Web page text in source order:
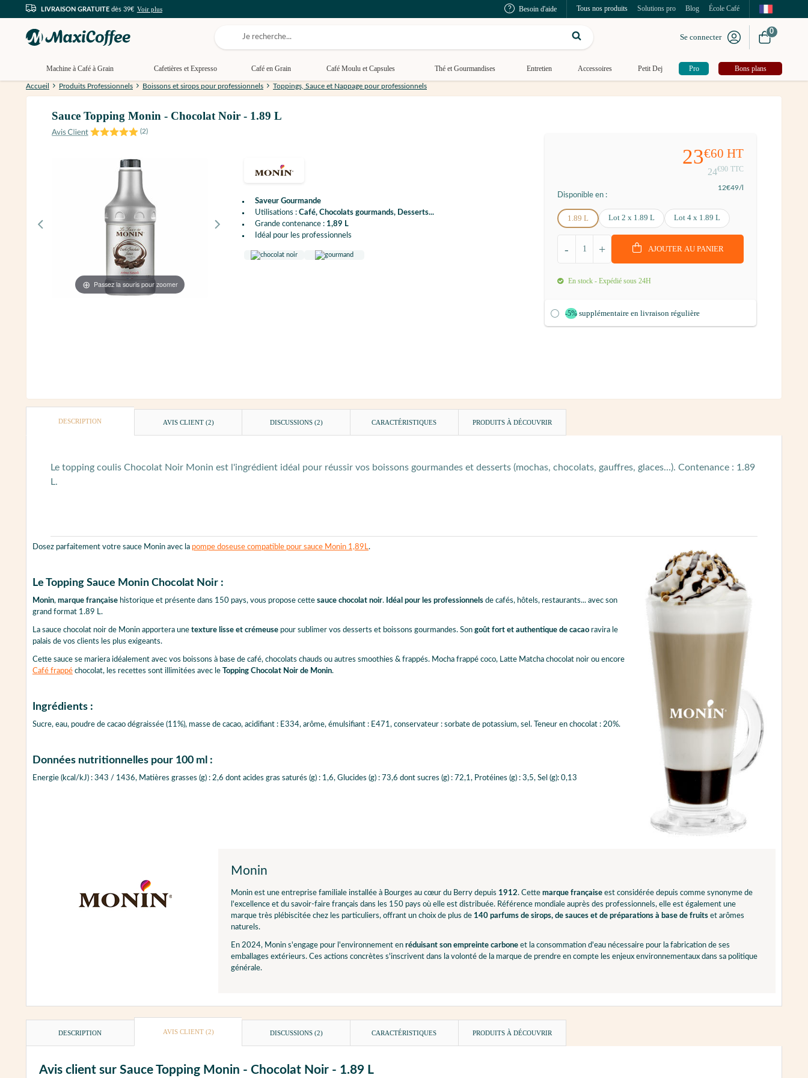
LIVRAISON GRATUITE dès 39€ Voir plus Besoin d'aide Tous nos produits Solutions pro Blog École Café
Se connecter
0
Machine à Café à Grain Cafetières et Expresso Café en Grain Café Moulu et Capsules Thé et Gourmandises Entretien Accessoires Petit Dej Pro Bons plans
Accueil Produits Professionnels Boissons et sirops pour professionnels Toppings, Sauce et Nappage pour professionnels
Sauce Topping Monin - Chocolat Noir - 1.89 L
(2)
Passez la souris pour zoomer
Saveur Gourmande
Utilisations : Café, Chocolats gourmands, Desserts...
Grande contenance : 1,89 L
Idéal pour les professionnels
23€60 HT
24€90 TTC
12€49/l
Disponible en :
1.89 L Lot 2 x 1.89 L Lot 4 x 1.89 L
+
- AJOUTER AU PANIER
En stock - Expédié sous 24H
-5% supplémentaire en livraison régulière
DESCRIPTION AVIS CLIENT (2) DISCUSSIONS (2) CARACTÉRISTIQUES PRODUITS À DÉCOUVRIR
Le topping coulis Chocolat Noir Monin est l'ingrédient idéal pour réussir vos boissons gourmandes et desserts (mochas, chocolats, gauffres, glaces...). Contenance : 1.89
L.
Dosez parfaitement votre sauce Monin avec la pompe doseuse compatible pour sauce Monin 1,89L.
Le Topping Sauce Monin Chocolat Noir :
Monin, marque française historique et présente dans 150 pays, vous propose cette sauce chocolat noir. Idéal pour les professionnels de cafés, hôtels, restaurants... avec son
grand format 1.89 L.
La sauce chocolat noir de Monin apportera une texture lisse et crémeuse pour sublimer vos desserts et boissons gourmandes. Son goût fort et authentique de cacao ravira le
palais de vos clients les plus exigeants.
Cette sauce se mariera idéalement avec vos boissons à base de café, chocolats chauds ou autres smoothies & frappés. Mocha frappé coco, Latte Matcha chocolat noir ou encore
Café frappé chocolat, les recettes sont illimitées avec le Topping Chocolat Noir de Monin.
Ingrédients :
Sucre, eau, poudre de cacao dégraissée (11%), masse de cacao, acidifiant : E334, arôme, émulsifiant : E471, conservateur : sorbate de potassium, sel. Teneur en chocolat : 20%.
Données nutritionnelles pour 100 ml :
Energie (kcal/kJ) : 343 / 1436, Matières grasses (g) : 2,6 dont acides gras saturés (g) : 1,6, Glucides (g) : 73,6 dont sucres (g) : 72,1, Protéines (g) : 3,5, Sel (g): 0,13
Monin
Monin est une entreprise familiale installée à Bourges au cœur du Berry depuis 1912. Cette marque française est considérée depuis comme synonyme de
l'excellence et du savoir-faire français dans les 150 pays où elle est distribuée. Référence mondiale auprès des professionnels, elle est également une
marque très plébiscitée chez les particuliers, offrant un choix de plus de 140 parfums de sirops, de sauces et de préparations à base de fruits et arômes
naturels.
En 2024, Monin s'engage pour l'environnement en réduisant son empreinte carbone et la consommation d'eau nécessaire pour la fabrication de ses
emballages extérieurs. Ces actions concrètes s'inscrivent dans la volonté de la marque de prendre en compte les enjeux environnementaux dans sa politique
générale.
DESCRIPTION AVIS CLIENT (2) DISCUSSIONS (2) CARACTÉRISTIQUES PRODUITS À DÉCOUVRIR
Avis client sur Sauce Topping Monin - Chocolat Noir - 1.89 L